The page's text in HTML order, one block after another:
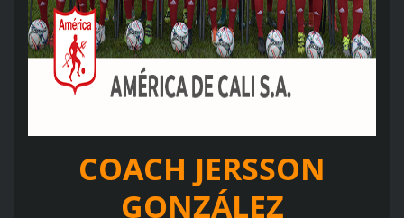
COACH JERSSON
GONZÁLEZ